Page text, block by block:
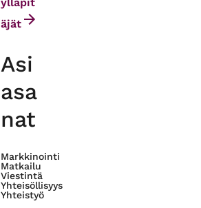
äjät
Asi
asa
nat
Markkinointi
Matkailu
Viestintä
Yhteisöllisyys
Yhteistyö